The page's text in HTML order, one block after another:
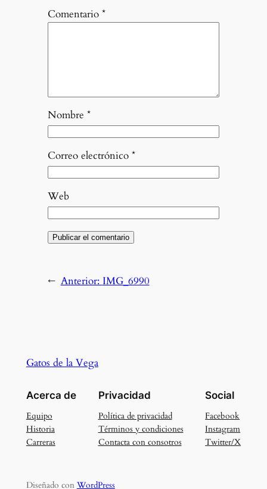
Comentario *
Nombre *
Correo electrónico *
Web
← Anterior: IMG_6990
Gatos de la Vega
Acerca de
Equipo
Historia
Carreras
Privacidad
Política de privacidad
Términos y condiciones
Contacta con consotros
Social
Facebook
Instagram
Twitter/X
Diseñado con WordPress